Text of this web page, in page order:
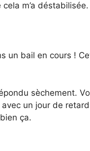
m’a déstabilisée.
un bail en cours !
sèchement.
un jour de retard
ça.